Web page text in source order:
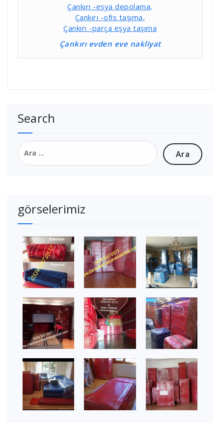
Çankırı -eşya depolama,
Çankırı -ofis taşıma,
Çankırı -parça eşya taşıma
Çankırı evden eve nakliyat
Search
Arama:
görselerimiz